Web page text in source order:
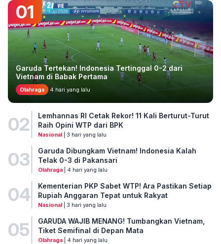
01
Garuda Tertekan! Indonesia Tertinggal 0-2 dari
Vietnam di Babak Pertama
Olahraga 4 hari yang lalu
02
Lemhannas RI Cetak Rekor! 11 Kali Berturut-Turut
Raih Opini WTP dari BPK
Nasional| 3 hari yang lalu
03
Garuda Dibungkam Vietnam! Indonesia Kalah
Telak 0-3 di Pakansari
Olahraga| 4 hari yang lalu
04
Kementerian PKP Sabet WTP! Ara Pastikan Setiap
Rupiah Anggaran Tepat untuk Rakyat
Nasional| 3 hari yang lalu
05
GARUDA WAJIB MENANG! Tumbangkan Vietnam,
Tiket Semifinal di Depan Mata
Olahraga| 4 hari yang lalu